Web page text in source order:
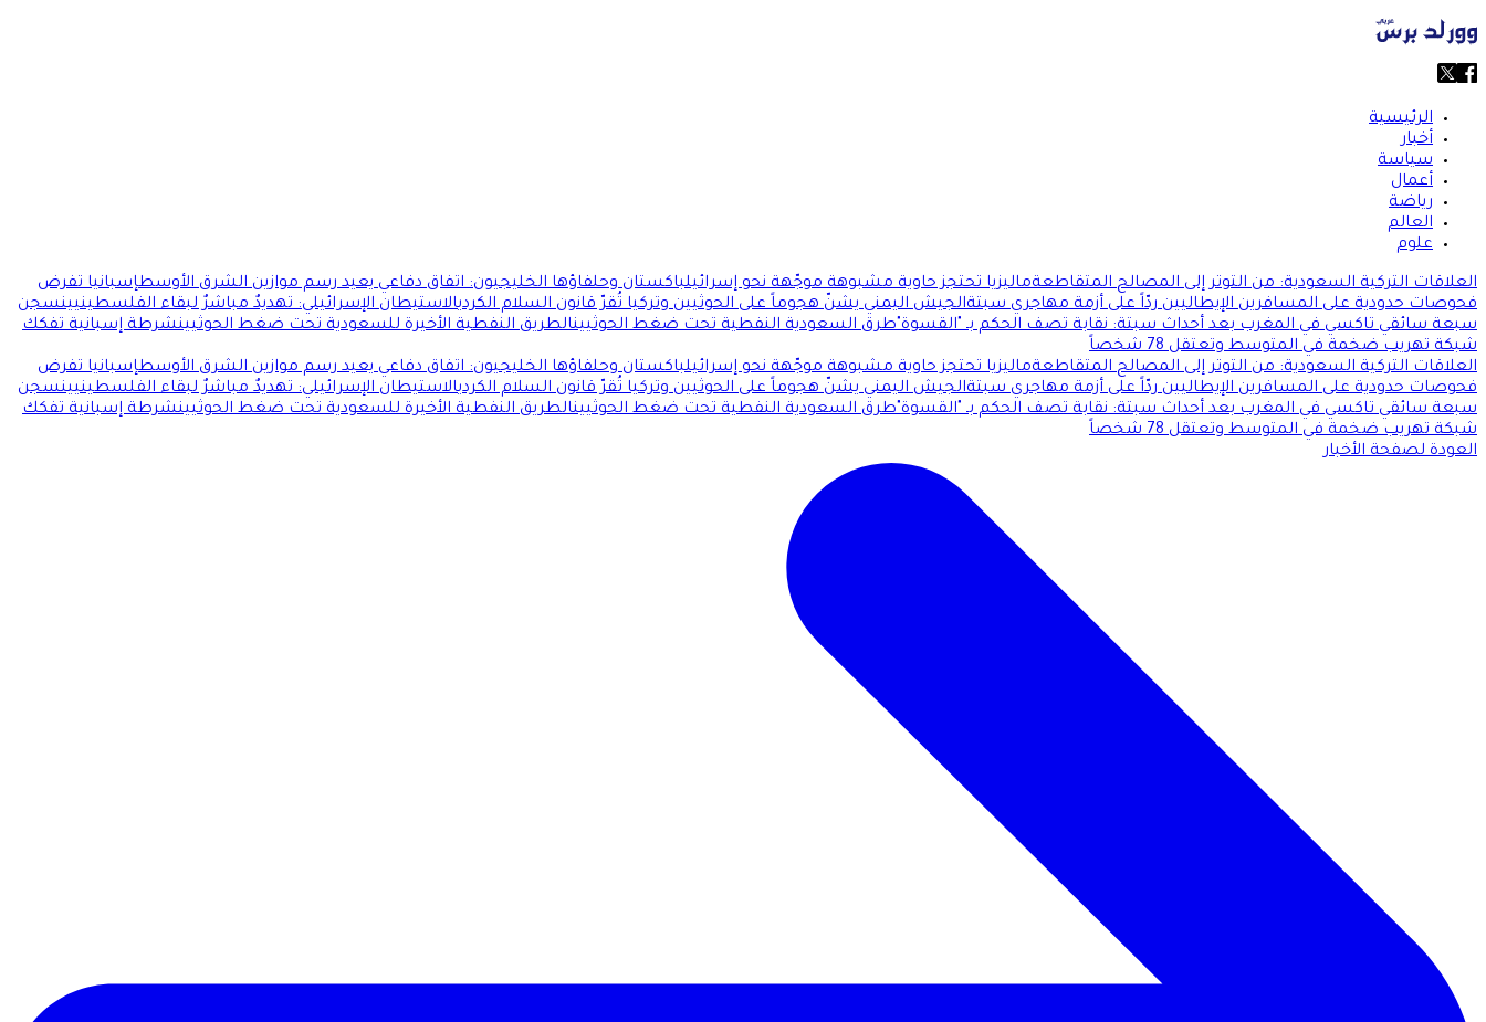
الرئيسية
أخبار
سياسة
أعمال
رياضة
العالم
علوم
العلاقات التركية السعودية: من التوتر إلى المصالح المتقاطعةماليزيا تحتجز حاوية مشبوهة موجّهة نحو إسرائيلباكستان وحلفاؤها الخليجيون: اتفاق دفاعي يعيد رسم موازين الشرق الأوسطإسبانيا تفرض
فحوصات حدودية على المسافرين الإيطاليين ردّاً على أزمة مهاجري سبتةالجيش اليمني يشنّ هجوماً على الحوثيين وتركيا تُقرّ قانون السلام الكرديالاستيطان الإسرائيلي: تهديدٌ مباشرٌ لبقاء الفلسطينيينسجن
سبعة سائقي تاكسي في المغرب بعد أحداث سبتة: نقابة تصف الحكم بـ "القسوة"طرق السعودية النفطية تحت ضغط الحوثيينالطريق النفطية الأخيرة للسعودية تحت ضغط الحوثيينشرطة إسبانية تفكك
شبكة تهريب ضخمة في المتوسط وتعتقل 78 شخصاً
العلاقات التركية السعودية: من التوتر إلى المصالح المتقاطعةماليزيا تحتجز حاوية مشبوهة موجّهة نحو إسرائيلباكستان وحلفاؤها الخليجيون: اتفاق دفاعي يعيد رسم موازين الشرق الأوسطإسبانيا تفرض
فحوصات حدودية على المسافرين الإيطاليين ردّاً على أزمة مهاجري سبتةالجيش اليمني يشنّ هجوماً على الحوثيين وتركيا تُقرّ قانون السلام الكرديالاستيطان الإسرائيلي: تهديدٌ مباشرٌ لبقاء الفلسطينيينسجن
سبعة سائقي تاكسي في المغرب بعد أحداث سبتة: نقابة تصف الحكم بـ "القسوة"طرق السعودية النفطية تحت ضغط الحوثيينالطريق النفطية الأخيرة للسعودية تحت ضغط الحوثيينشرطة إسبانية تفكك
شبكة تهريب ضخمة في المتوسط وتعتقل 78 شخصاً
العودة لصفحة الأخبار